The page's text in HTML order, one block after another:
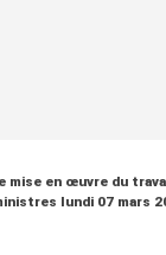
mise en œuvre du
lundi 07 mars